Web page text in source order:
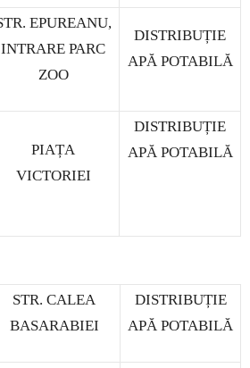
EPUREANU,
INTRARE PARC
ZOO
DISTRIBUȚIE
APĂ POTABILĂ
PIAȚA
VICTORIEI
DISTRIBUȚIE
APĂ POTABILĂ
STR. CALEA
BASARABIEI
DISTRIBUȚIE
APĂ POTABILĂ